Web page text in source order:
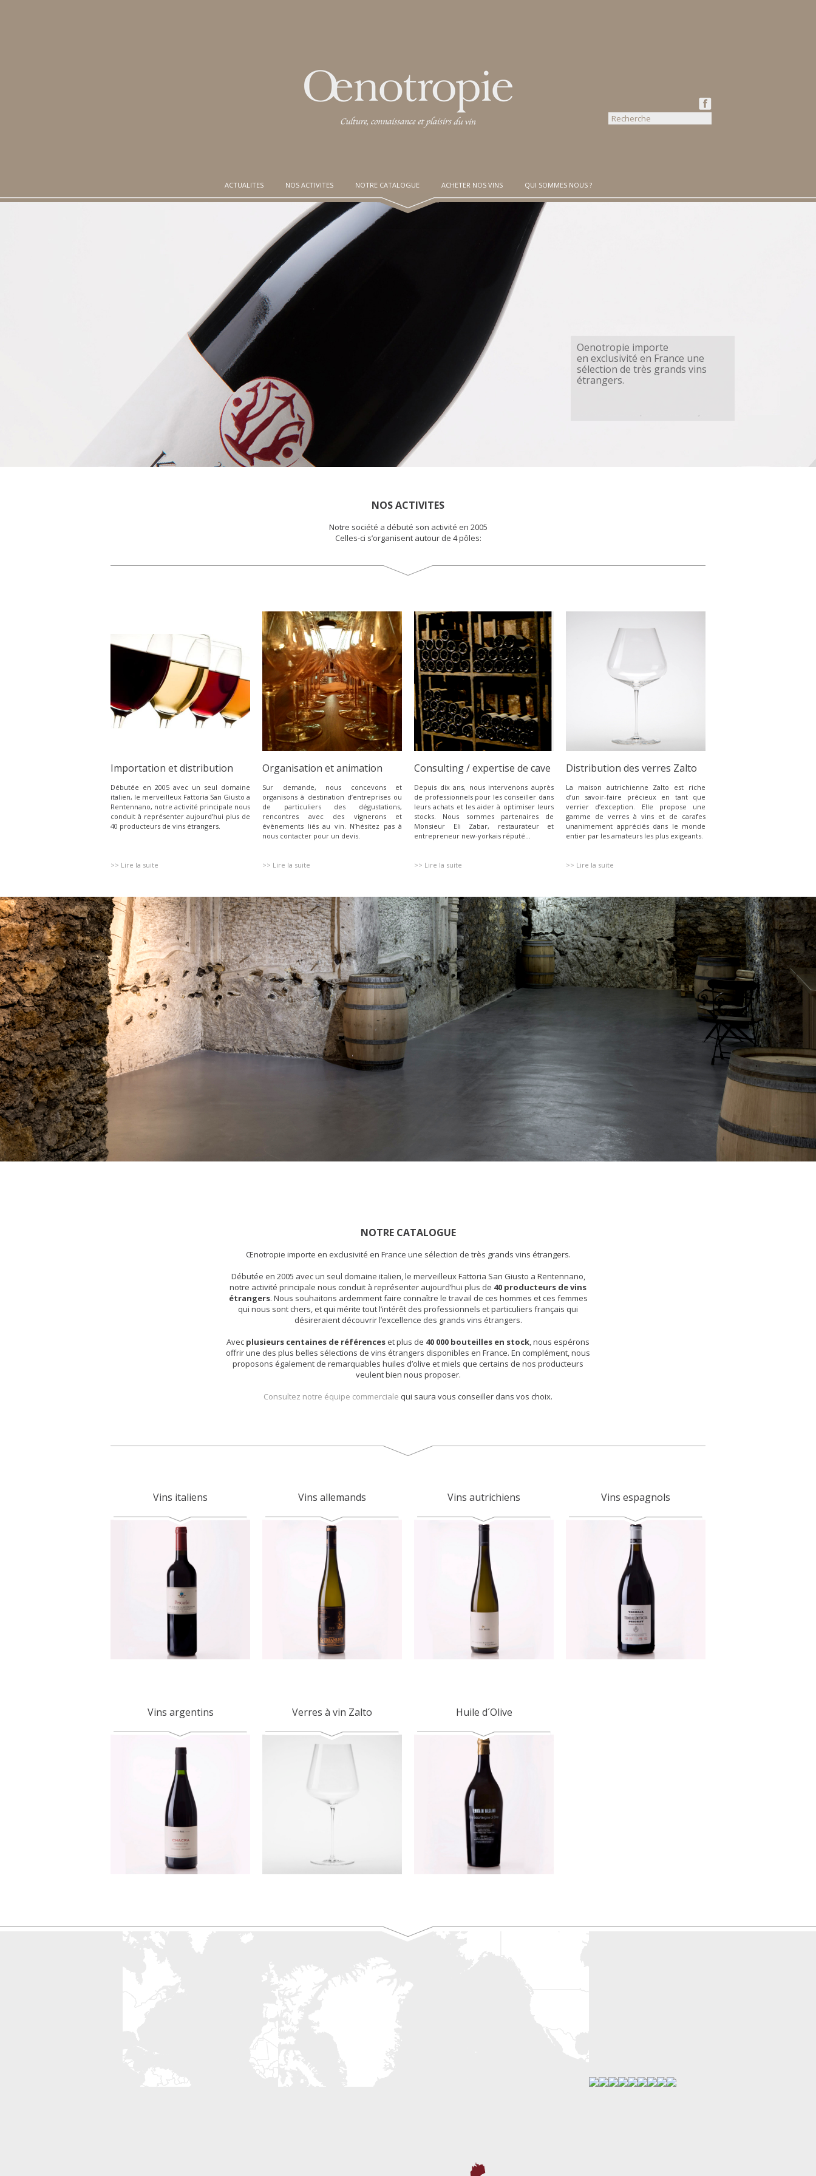
ACTUALITES NOS ACTIVITES NOTRE CATALOGUE ACHETER NOS VINS QUI SOMMES NOUS ?
Oenotropie importe
en exclusivité en France une
sélection de très grands vins
étrangers.
NOS ACTIVITES
Notre société a débuté son activité en 2005
Celles-ci s’organisent autour de 4 pôles:
Importation et distribution
Débutée en 2005 avec un seul domaine
italien, le merveilleux Fattoria San Giusto a
Rentennano, notre activité principale nous
conduit à représenter aujourd’hui plus de
40 producteurs de vins étrangers.
>> Lire la suite
Organisation et animation
Sur demande, nous concevons et
organisons à destination d’entreprises ou
de particuliers des dégustations,
rencontres avec des vignerons et
évènements liés au vin. N’hésitez pas à
nous contacter pour un devis.
>> Lire la suite
Consulting / expertise de cave
Depuis dix ans, nous intervenons auprès
de professionnels pour les conseiller dans
leurs achats et les aider à optimiser leurs
stocks. Nous sommes partenaires de
Monsieur Eli Zabar, restaurateur et
entrepreneur new-yorkais réputé...
>> Lire la suite
Distribution des verres Zalto
La maison autrichienne Zalto est riche
d’un savoir-faire précieux en tant que
verrier d’exception. Elle propose une
gamme de verres à vins et de carafes
unanimement appréciés dans le monde
entier par les amateurs les plus exigeants.
>> Lire la suite
NOTRE CATALOGUE
Œnotropie importe en exclusivité en France une sélection de très grands vins étrangers.
Débutée en 2005 avec un seul domaine italien, le merveilleux Fattoria San Giusto a Rentennano,
notre activité principale nous conduit à représenter aujourd’hui plus de 40 producteurs de vins
étrangers. Nous souhaitons ardemment faire connaître le travail de ces hommes et ces femmes
qui nous sont chers, et qui mérite tout l’intérêt des professionnels et particuliers français qui
désireraient découvrir l’excellence des grands vins étrangers.
Avec plusieurs centaines de références et plus de 40 000 bouteilles en stock, nous espérons
offrir une des plus belles sélections de vins étrangers disponibles en France. En complément, nous
proposons également de remarquables huiles d’olive et miels que certains de nos producteurs
veulent bien nous proposer.
Consultez notre équipe commerciale qui saura vous conseiller dans vos choix.
Vins italiens Vins allemands Vins autrichiens Vins espagnols
Vins argentins Verres à vin Zalto Huile d´Olive